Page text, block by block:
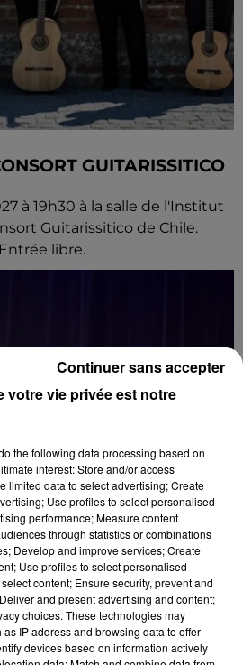
GUITARISSITICO
à 19h30 à la salle de l'Institut
Guitarissitico de Chile.
libre.
: COMBAT
à 20h30 à la salle André Malraux
Spectacle-
votre vie privée est notre
the following data processing based on
interest: Store and/or access
limited data to select advertising; Create
Use profiles to select personalised
performance; Measure content
through statistics or combinations
Develop and improve services; Create
Use profiles to select personalised
content; Ensure security, prevent and
and present advertising and content;
choices. These technologies may
IP address and browsing data to offer
devices based on information actively
Continuer sans accepter